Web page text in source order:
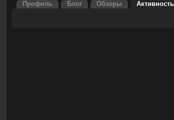
Профиль Блог Обзоры Активность